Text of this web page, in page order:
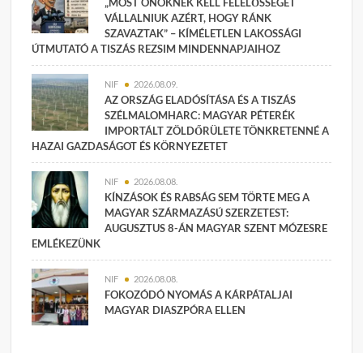
VÁLLALNIUK AZÉRT, HOGY RÁNK
SZAVAZTAK” – KÍMÉLETLEN LAKOSSÁGI
ÚTMUTATÓ A TISZÁS REZSIM MINDENNAPJAIHOZ
NIF 2026.08.09.
AZ ORSZÁG ELADÓSÍTÁSA ÉS A TISZÁS
SZÉLMALOMHARC: MAGYAR PÉTERÉK
IMPORTÁLT ZÖLDŐRÜLETE TÖNKRETENNÉ A
HAZAI GAZDASÁGOT ÉS KÖRNYEZETET
NIF 2026.08.08.
KÍNZÁSOK ÉS RABSÁG SEM TÖRTE MEG A
MAGYAR SZÁRMAZÁSÚ SZERZETEST:
AUGUSZTUS 8-ÁN MAGYAR SZENT MÓZESRE
EMLÉKEZÜNK
NIF 2026.08.08.
FOKOZÓDÓ NYOMÁS A KÁRPÁTALJAI
MAGYAR DIASZPÓRA ELLEN